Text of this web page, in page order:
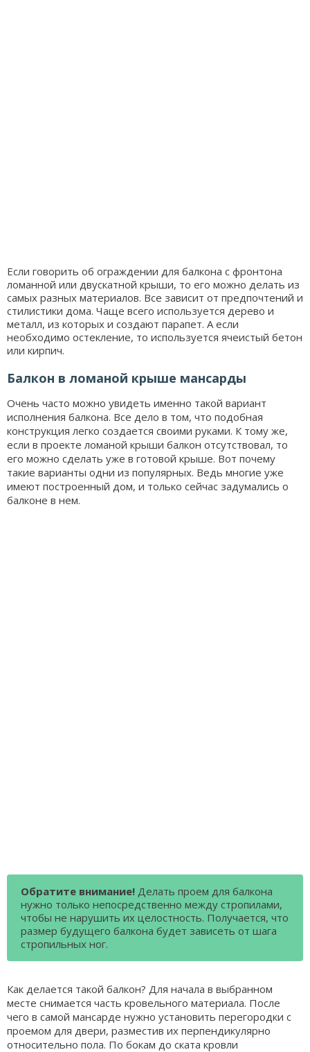
Если говорить об ограждении для балкона с фронтона
ломанной или двускатной крыши, то его можно делать из
самых разных материалов. Все зависит от предпочтений и
стилистики дома. Чаще всего используется дерево и
металл, из которых и создают парапет. А если
необходимо остекление, то используется ячеистый бетон
или кирпич.
Балкон в ломаной крыше мансарды
Очень часто можно увидеть именно такой вариант
исполнения балкона. Все дело в том, что подобная
конструкция легко создается своими руками. К тому же,
если в проекте ломаной крыши балкон отсутствовал, то
его можно сделать уже в готовой крыше. Вот почему
такие варианты одни из популярных. Ведь многие уже
имеют построенный дом, и только сейчас задумались о
балконе в нем.
Обратите внимание! Делать проем для балкона
нужно только непосредственно между стропилами,
чтобы не нарушить их целостность. Получается, что
размер будущего балкона будет зависеть от шага
стропильных ног.
Как делается такой балкон? Для начала в выбранном
месте снимается часть кровельного материала. После
чего в самой мансарде нужно установить перегородки с
проемом для двери, разместив их перпендикулярно
относительно пола. По бокам до ската кровли